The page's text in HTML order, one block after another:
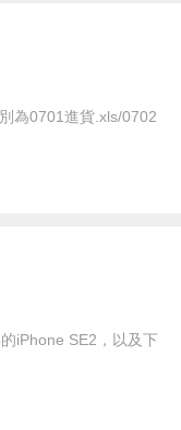
為0701進貨.xls/0702
iPhone SE2，以及下